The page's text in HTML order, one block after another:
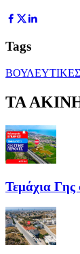
Tags
ΤΑ
Τεμάχια Γης